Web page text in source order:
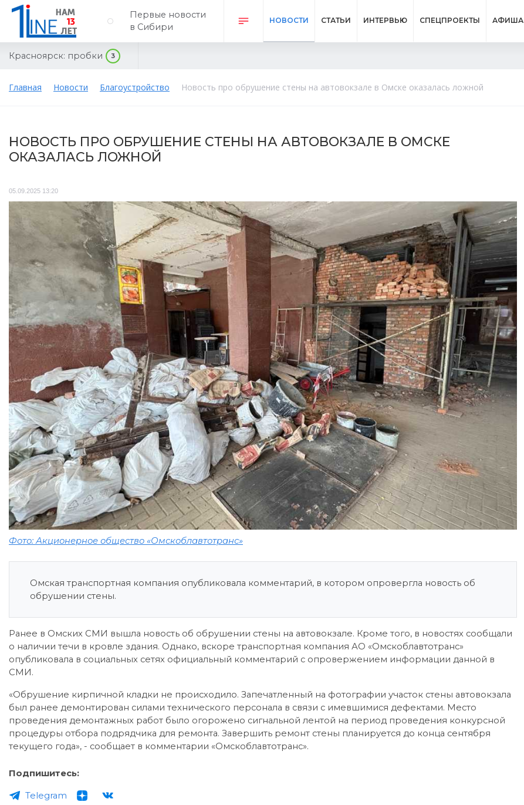
Первые новости
в Сибири
НОВОСТИ СТАТЬИ ИНТЕРВЬЮ СПЕЦПРОЕКТЫ АФИША
Красноярск: пробки 3
Главная Новости Благоустройство Новость про обрушение стены на автовокзале в Омске оказалась ложной
НОВОСТЬ ПРО ОБРУШЕНИЕ СТЕНЫ НА АВТОВОКЗАЛЕ В ОМСКЕ
ОКАЗАЛАСЬ ЛОЖНОЙ
05.09.2025 13:20
Фото: Акционерное общество «Омскоблавтотранс»
Омская транспортная компания опубликовала комментарий, в котором опровергла новость об
обрушении стены.
Ранее в Омских СМИ вышла новость об обрушении стены на автовокзале. Кроме того, в новостях сообщали
о наличии течи в кровле здания. Однако, вскоре транспортная компания АО «Омскоблавтотранс»
опубликовала в социальных сетях официальный комментарий с опровержением информации данной в
СМИ.
«Обрушение кирпичной кладки не происходило. Запечатленный на фотографии участок стены автовокзала
был ранее демонтирован силами технического персонала в связи с имевшимися дефектами. Место
проведения демонтажных работ было огорожено сигнальной лентой на период проведения конкурсной
процедуры отбора подрядчика для ремонта. Завершить ремонт стены планируется до конца сентября
текущего года», - сообщает в комментарии «Омскоблавтотранс».
Подпишитесь:
Telegram